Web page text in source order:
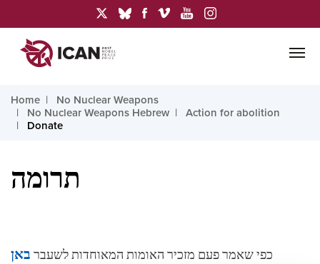
Home
No Nuclear Weapons
No Nuclear Weapons Hebrew
Action for abolition
Donate
תרומה
כפי שאמר פעם מזכיר האומות המאוחדות לשעבר באן